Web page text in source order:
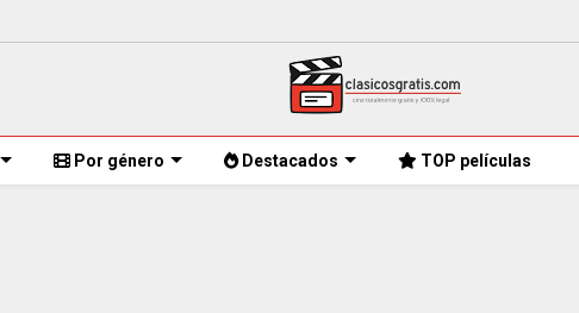
Por género Destacados TOP películas